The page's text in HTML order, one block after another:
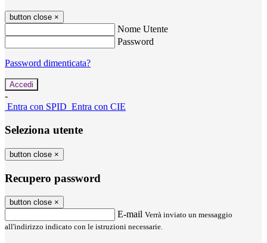
button close ×
Nome Utente
Password
Password dimenticata?
-
Entra con SPID Entra con CIE
Seleziona utente
button close ×
Recupero password
button close ×
E-mail Verrà inviato un messaggio
all'indirizzo indicato con le istruzioni necessarie.